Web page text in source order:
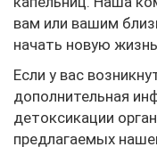
вам или вашим
начать новую
Если у вас
дополнительная
детоксикации
предлагаемых